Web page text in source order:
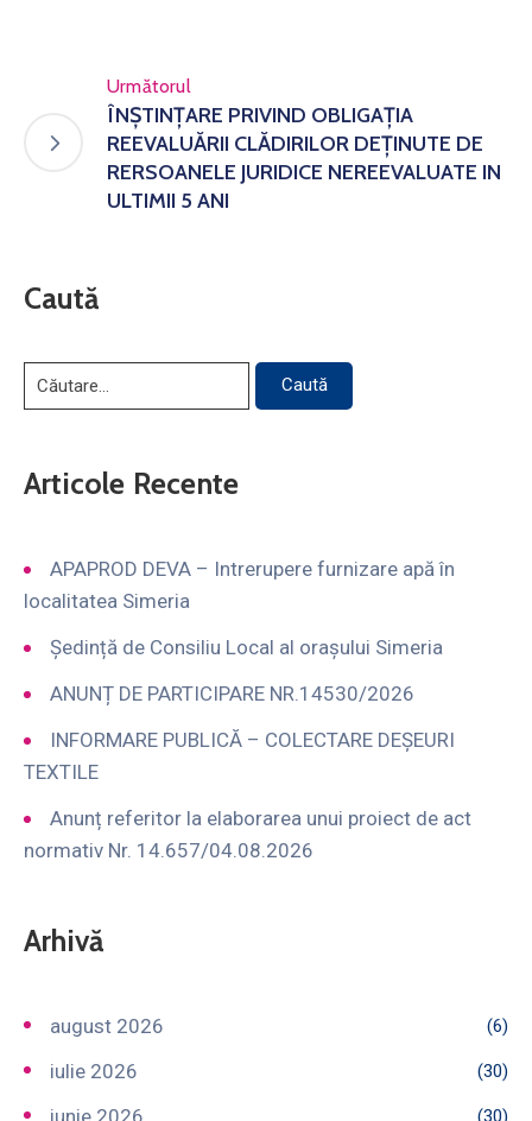
Următorul
ÎNŞTINŢARE PRIVIND OBLIGAŢIA
REEVALUĂRII CLĂDIRILOR DEŢINUTE DE
RERSOANELE JURIDICE NEREEVALUATE IN
ULTIMII 5 ANI
Caută
Articole Recente
APAPROD DEVA – Intrerupere furnizare apă în
localitatea Simeria
Ședință de Consiliu Local al orașului Simeria
ANUNȚ DE PARTICIPARE NR.14530/2026
INFORMARE PUBLICĂ – COLECTARE DEȘEURI
TEXTILE
Anunț referitor la elaborarea unui proiect de act
normativ Nr. 14.657/04.08.2026
Arhivă
august 2026 (6)
iulie 2026 (30)
iunie 2026 (30)